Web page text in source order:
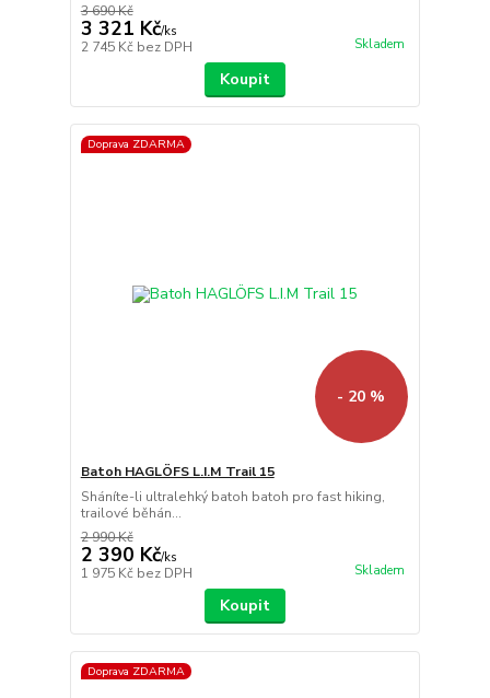
3 690 Kč
3 321 Kč/ks
2 745 Kč bez DPH Skladem
Koupit
Doprava ZDARMA
- 20 %
Batoh HAGLÖFS L.I.M Trail 15
Sháníte-li ultralehký batoh batoh pro fast hiking,
trailové běhán...
2 990 Kč
2 390 Kč/ks
1 975 Kč bez DPH Skladem
Koupit
Doprava ZDARMA